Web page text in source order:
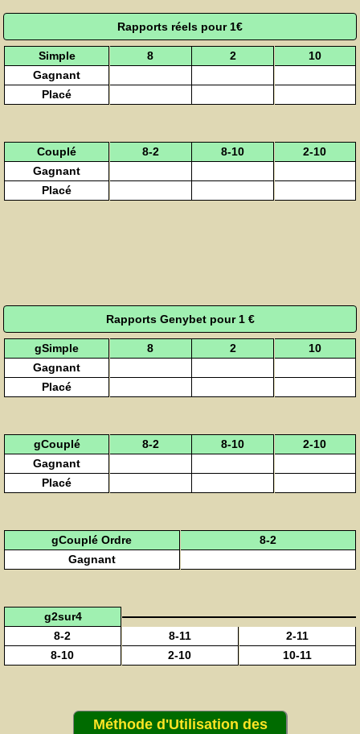
Rapports réels pour 1€
Simple 8 2
10
Gagnant
Placé
Couplé 8-2 8-10
2-10
Gagnant
Placé
Rapports Genybet pour 1 €
gSimple 8 2
10
Gagnant
Placé
gCouplé 8-2 8-10
2-10
Gagnant
Placé
gCouplé Ordre
8-2
Gagnant
g2sur4
8-2
8-11
2-11
8-10
2-10 10-11
Méthode d'Utilisation des